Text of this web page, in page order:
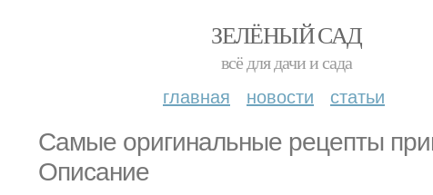
ЗЕЛЁНЫЙ САД
всё для дачи и сада
главная новости статьи
Самые оригинальные рецепты
Описание